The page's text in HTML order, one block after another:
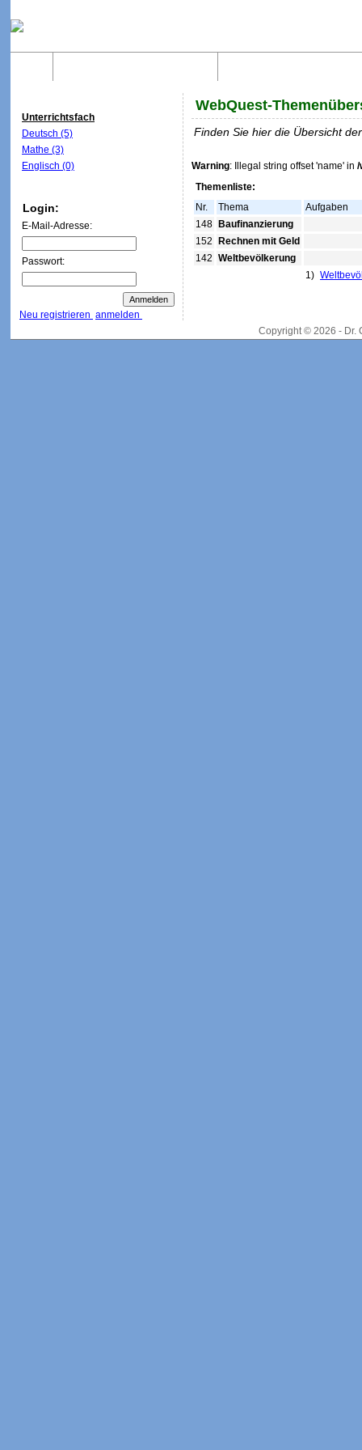
Unterrichtsfach
Deutsch (5)
Mathe (3)
Englisch (0)
Login:
E-Mail-Adresse:
Passwort:
Neu registrieren anmelden
WebQuest-
Finden Sie hier die Übersicht
Warning: Illegal string offset 'name' in /
Themenliste:
Nr.
Thema
Aufgaben
148
Baufinanzierung
152
Rechnen mit Geld
142 Weltbevölkerung
1)
Copyright © 2026 - Dr.